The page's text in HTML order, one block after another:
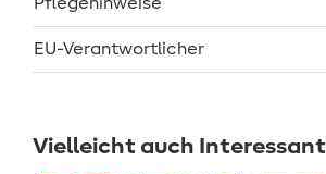
Pflegehinweise
EU-Verantwortlicher
Vielleicht auch Interessant